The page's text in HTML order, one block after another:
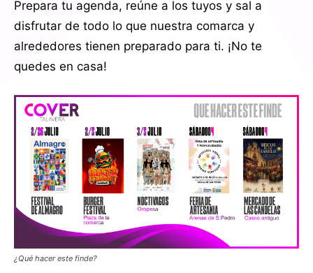
Prepara tu agenda, reúne a los tuyos y sal a
disfrutar de todo lo que nuestra comarca y
alrededores tienen preparado para ti. ¡No te
quedes en casa!
¿Qué hacer este finde?